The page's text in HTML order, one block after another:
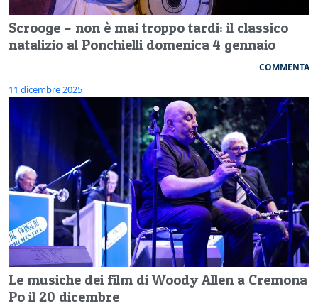
Scrooge – non è mai troppo tardi: il classico
natalizio al Ponchielli domenica 4 gennaio
COMMENTA
11 dicembre 2025
Le musiche dei film di Woody Allen a Cremona
Po il 20 dicembre